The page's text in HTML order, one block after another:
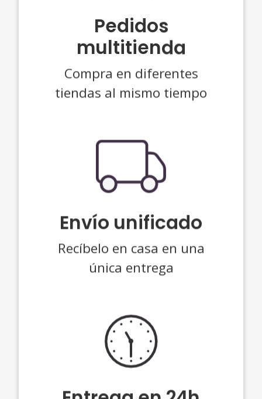
Pedidos
multitienda
Compra en diferentes
tiendas al mismo tiempo
Envío unificado
Recíbelo en casa en una
única entrega